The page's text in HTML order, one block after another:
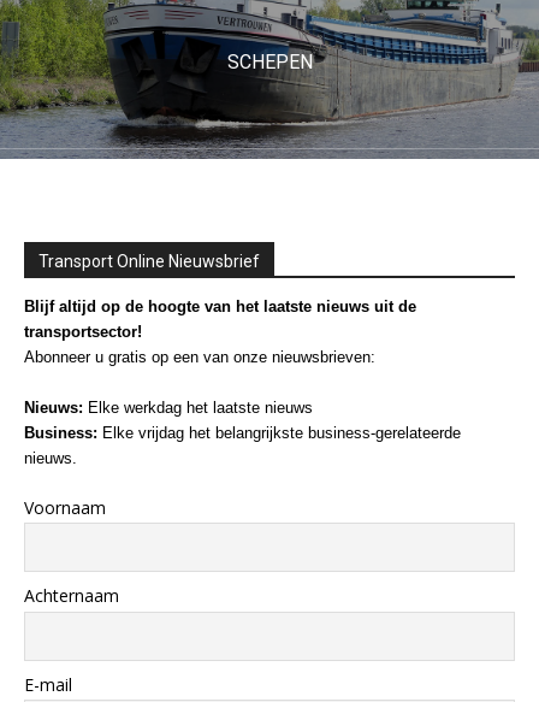
SCHEPEN
Transport Online Nieuwsbrief
Blijf altijd op de hoogte van het laatste nieuws uit de
transportsector!
Abonneer u gratis op een van onze nieuwsbrieven:
Nieuws: Elke werkdag het laatste nieuws
Business: Elke vrijdag het belangrijkste business-gerelateerde
nieuws.
Voornaam
Achternaam
E-mail